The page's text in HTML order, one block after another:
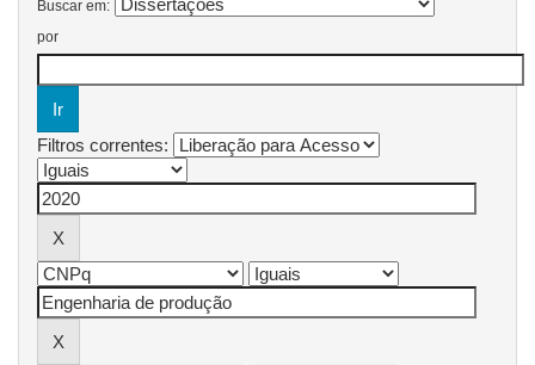
Buscar em:
por
Filtros correntes: